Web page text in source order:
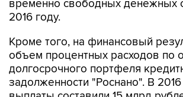
Кроме того, на финансовый
долгосрочного портфеля
задолженности "Роснано". В
выплаты составили 15 млрд
млрд рублей, выплаченных в